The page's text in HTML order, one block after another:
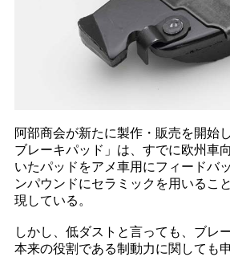
阿部商会が新たに製作・販売を開始
ブレーキパッド」は、すでに欧州車
いたパッドをアメ車用にフィードバ
ンパウンドにセラミックを用いるこ
現している。
しかし、低ダストと言っても、ブレ
本来の役割である制動力に関しても